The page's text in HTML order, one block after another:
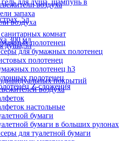
для душа, шампунь в
5л
душа,5л
воздуха
запаха
воздуха
300 мл
комнат
полотенец
для бумажных полотенец
полотенец
полотенец h3
полотенец
Z-сложения
покрытий
воздуха
настольные
бумаги
бумаги в больших рулонах
для туалетной бумаги